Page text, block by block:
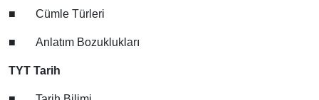
■ Cümle Türleri
■ Anlatım Bozuklukları
TYT Tarih